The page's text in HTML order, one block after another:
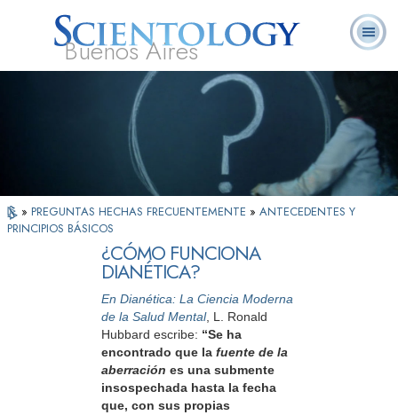
Buenos Aires
¿Qué es
Scientology?
Ministros
Voluntarios
Preguntas
Frecuentes
» PREGUNTAS HECHAS FRECUENTEMENTE » ANTECEDENTES Y
PRINCIPIOS BÁSICOS
¿CÓMO FUNCIONA
DIANÉTICA?
En Dianética: La Ciencia Moderna
de la Salud Mental, L. Ronald
Hubbard escribe: “Se ha
encontrado que la fuente de la
aberración es una submente
insospechada hasta la fecha
que, con sus propias